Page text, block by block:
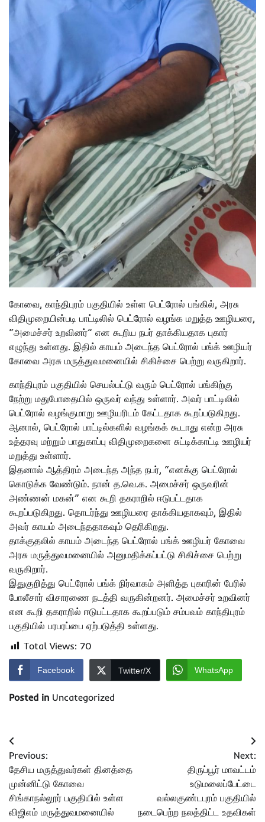
கோவை, காந்திபுரம் பகுதியில் உள்ள பெட்ரோல் பங்கில், அரசு
விதிமுறையின்படி பாட்டிலில் பெட்ரோல் வழங்க மறுத்த ஊழியரை,
“அமைச்சர் உறவினர்” என கூறிய நபர் தாக்கியதாக புகார்
எழுந்து உள்ளது. இதில் காயம் அடைந்த பெட்ரோல் பங்க் ஊழியர்
கோவை அரசு மருத்துவமனையில் சிகிச்சை பெற்று வருகிறார்.
காந்திபுரம் பகுதியில் செயல்பட்டு வரும் பெட்ரோல் பங்கிற்கு
நேற்று மதுபோதையில் ஒருவர் வந்து உள்ளார். அவர் பாட்டிலில்
பெட்ரோல் வழங்குமாறு ஊழியரிடம் கேட்டதாக கூறப்படுகிறது.
ஆனால், பெட்ரோல் பாட்டில்களில் வழங்கக் கூடாது என்ற அரசு
உத்தரவு மற்றும் பாதுகாப்பு விதிமுறைகளை சுட்டிக்காட்டி ஊழியர்
மறுத்து உள்ளார்.
இதனால் ஆத்திரம் அடைந்த அந்த நபர், “எனக்கு பெட்ரோல்
கொடுக்க வேண்டும். நான் த.வெ.க. அமைச்சர் ஒருவரின்
அண்ணன் மகன்” என கூறி தகராறில் ஈடுபட்டதாக
கூறப்படுகிறது. தொடர்ந்து ஊழியரை தாக்கியதாகவும், இதில்
அவர் காயம் அடைந்ததாகவும் தெரிகிறது.
தாக்குதலில் காயம் அடைந்த பெட்ரோல் பங்க் ஊழியர் கோவை
அரசு மருத்துவமனையில் அனுமதிக்கப்பட்டு சிகிச்சை பெற்று
வருகிறார்.
இதுகுறித்து பெட்ரோல் பங்க் நிர்வாகம் அளித்த புகாரின் பேரில்
போலீசார் விசாரணை நடத்தி வருகின்றனர். அமைச்சர் உறவினர்
என கூறி தகராறில் ஈடுபட்டதாக கூறப்படும் சம்பவம் காந்திபுரம்
பகுதியில் பரபரப்பை ஏற்படுத்தி உள்ளது.
Total Views: 70
Facebook Twitter/X WhatsApp
Posted in Uncategorized
Post
navigation
Previous:
தேசிய மருத்துவர்கள் தினத்தை
முன்னிட்டு கோவை
சிங்காநல்லூர் பகுதியில் உள்ள
விஜிஎம் மருத்துவமனையில்
Next:
திருப்பூர் மாவட்டம்
உடுமலைப்பேட்டை
வல்லகுண்டபுரம் பகுதியில்
நடைபெற்ற நலத்திட்ட உதவிகள்